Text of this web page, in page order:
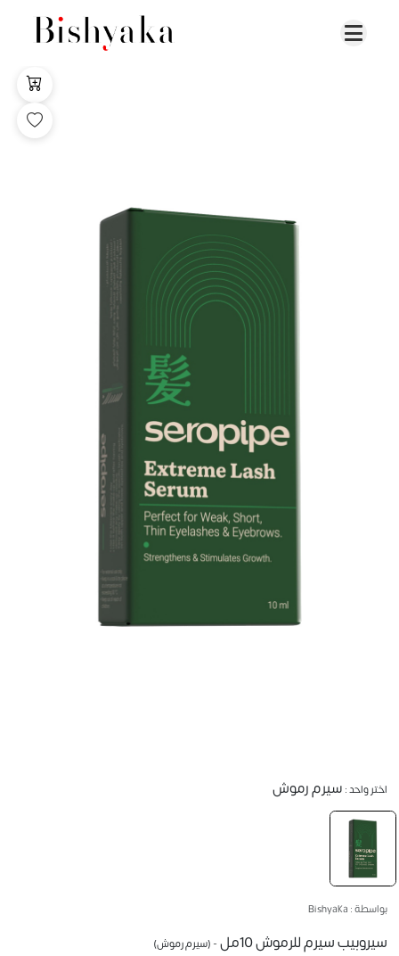
اختر واحد :سيرم رموش
بواسطة : Bishyaka
سيروبيب سيرم للرموش 10مل - (سيرم رموش)